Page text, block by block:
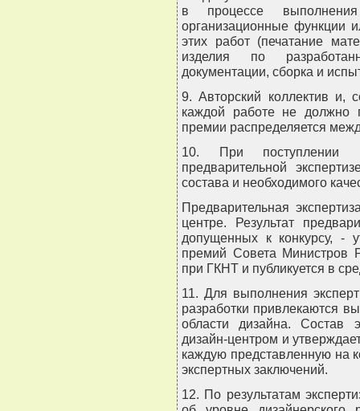
в процессе
организационные функции
этих работ (печатание
изделия по
документации, сборка и
9. Авторский коллектив и,
каждой работе не должно
премии распределяется
10. При поступлении
предварительной
состава и необходимого
Предварительная
центре. Результат
допущенных к конкурсу, -
премий Совета Министров
при ГКНТ и публикуется в
11. Для выполнения
разработки привлекаются
области дизайна. Состав
дизайн-центром и
каждую представленную на
экспертных заключений.
12. По результатам